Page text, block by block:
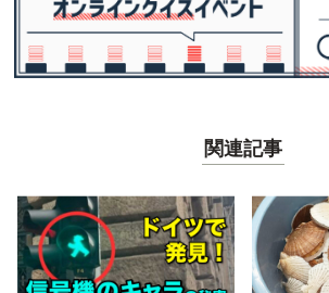
関連記事